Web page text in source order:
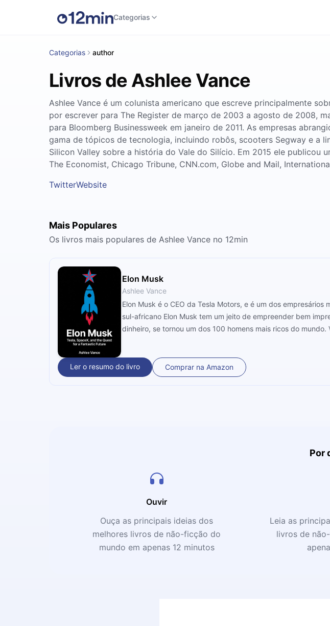
Categorias
Categorias author
Livros de Ashlee Vance
Ashlee Vance é um colunista americano que escreve principalmente
por escrever para The Register de março de 2003 a agosto de 2008,
para Bloomberg Businessweek em janeiro de 2011. As empresas
gama de tópicos de tecnologia, incluindo robôs, scooters Segway e a
Silicon Valley sobre a história do Vale do Silício. Em 2015 ele publicou
The Economist, Chicago Tribune, CNN.com, Globe and Mail,
TwitterWebsite
Mais Populares
Os livros mais populares de Ashlee Vance no 12min
Elon Musk
Ashlee Vance
Elon Musk é o CEO da Tesla Motors, e é um dos
sul-africano Elon Musk tem um jeito de empreender bem
dinheiro, se tornou um dos 100 homens mais ricos do
Ler o resumo do livro Comprar na Amazon
Por
Ouvir
Ouça as principais ideias dos
melhores livros de não-ficção do
mundo em apenas 12 minutos
Leia as
livros de